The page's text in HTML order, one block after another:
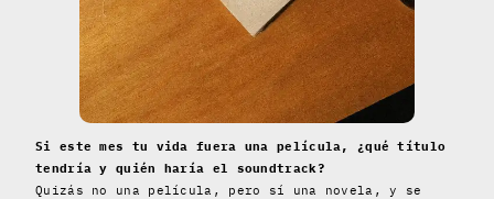
Si este mes tu vida fuera una película, ¿qué título
tendría y quién haría el soundtrack?
Quizás no una película, pero sí una novela, y se